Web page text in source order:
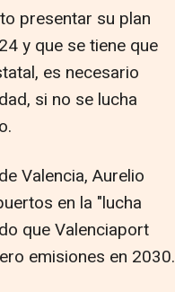
presentar su plan
y que se tiene que
es necesario
si no se lucha
Valencia, Aurelio
en la "lucha
que Valenciaport
emisiones en 2030.